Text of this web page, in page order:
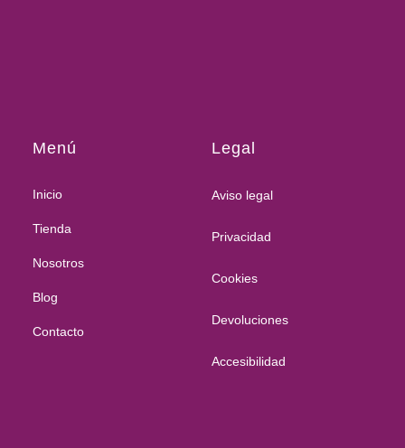
Menú
Inicio
Tienda
Nosotros
Blog
Contacto
Legal
Aviso legal
Privacidad
Cookies
Devoluciones
Accesibilidad